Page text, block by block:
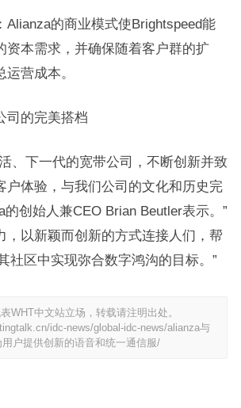
Alianza的商业模式使Brightspeed能
资本需求，并确保随着客户群的扩
营成本。
司的完美搭档
、下一代的宽带公司，不断创新并致
户体验，与我们公司的文化和历史完
的创始人兼CEO Brian Beutler表示。”
，以新颖而创新的方式连接人们，帮
社区中实现弥合数字鸿沟的目标。”
WHT中文站立场，转载请注明出处。
idc-news/global-idc-news/alianza与
户提供创新的语音和统一通信服/